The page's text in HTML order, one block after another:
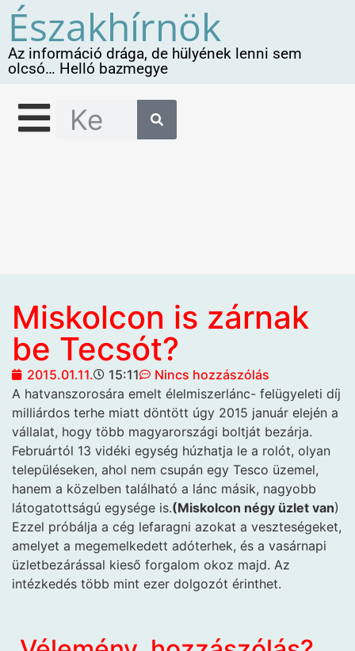
Északhírnök
Az információ drága, de hülyének lenni sem
olcsó… Helló bazmegye
Miskolcon is zárnak
be Tecsót?
2015.01.11. 15:11
Nincs hozzászólás
A hatvanszorosára emelt élelmiszerlánc- felügyeleti díj
milliárdos terhe miatt döntött úgy 2015 január elején a
vállalat, hogy több magyarországi boltját bezárja.
Februártól 13 vidéki egység húzhatja le a rolót, olyan
településeken, ahol nem csupán egy Tesco üzemel,
hanem a közelben található a lánc másik, nagyobb
látogatottságú egysége is.(Miskolcon négy üzlet van)
Ezzel próbálja a cég lefaragni azokat a veszteségeket,
amelyet a megemelkedett adóterhek, és a vasárnapi
üzletbezárással kieső forgalom okoz majd. Az
intézkedés több mint ezer dolgozót érinthet.